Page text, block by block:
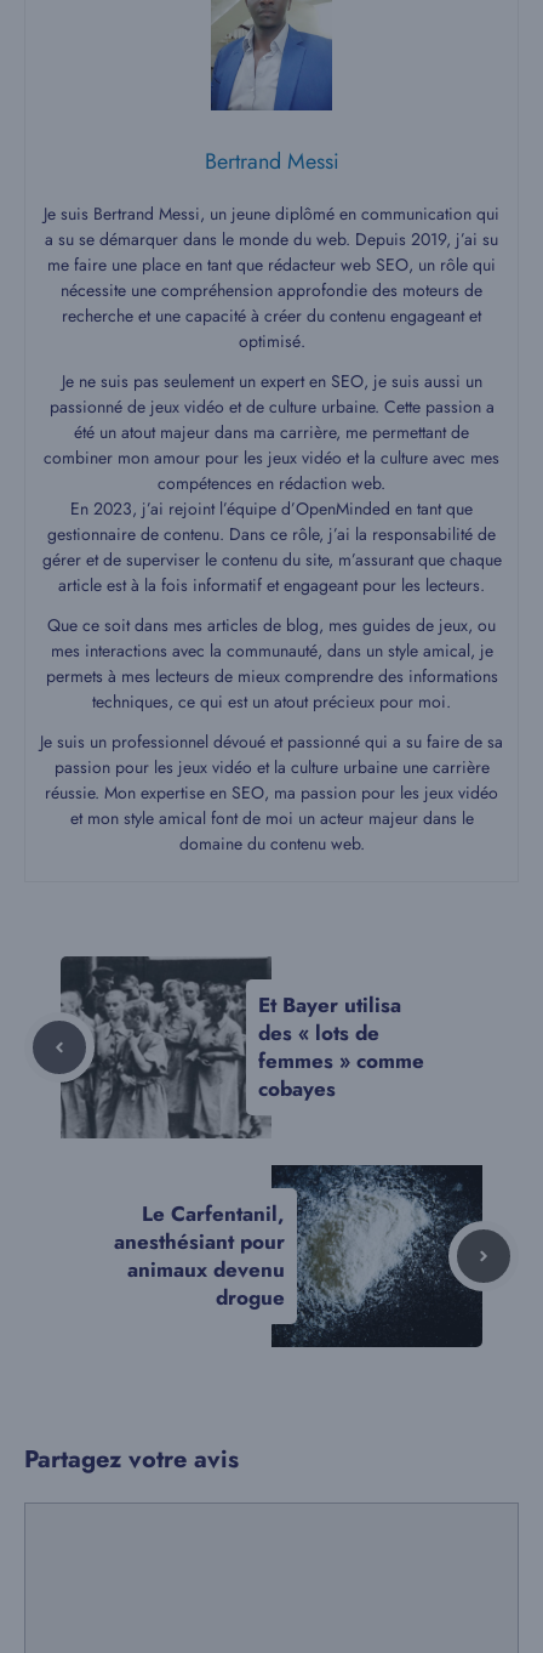
Bertrand Messi
Je suis Bertrand Messi, un jeune diplômé en communication qui
a su se démarquer dans le monde du web. Depuis 2019, j’ai su
me faire une place en tant que rédacteur web SEO, un rôle qui
nécessite une compréhension approfondie des moteurs de
recherche et une capacité à créer du contenu engageant et
optimisé.
Je ne suis pas seulement un expert en SEO, je suis aussi un
passionné de jeux vidéo et de culture urbaine. Cette passion a
été un atout majeur dans ma carrière, me permettant de
combiner mon amour pour les jeux vidéo et la culture avec mes
compétences en rédaction web.
En 2023, j’ai rejoint l’équipe d’OpenMinded en tant que
gestionnaire de contenu. Dans ce rôle, j’ai la responsabilité de
gérer et de superviser le contenu du site, m’assurant que chaque
article est à la fois informatif et engageant pour les lecteurs.
Que ce soit dans mes articles de blog, mes guides de jeux, ou
mes interactions avec la communauté, dans un style amical, je
permets à mes lecteurs de mieux comprendre des informations
techniques, ce qui est un atout précieux pour moi.
Je suis un professionnel dévoué et passionné qui a su faire de sa
passion pour les jeux vidéo et la culture urbaine une carrière
réussie. Mon expertise en SEO, ma passion pour les jeux vidéo
et mon style amical font de moi un acteur majeur dans le
domaine du contenu web.
Et Bayer utilisa
des « lots de
femmes » comme
cobayes
Le Carfentanil,
anesthésiant pour
animaux devenu
drogue
Partagez votre avis